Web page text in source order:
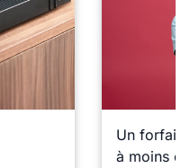
Un forfait
à moins